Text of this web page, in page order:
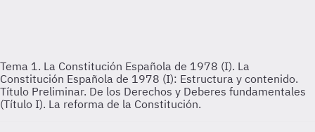
Tema 1. La Constitución Española de 1978 (I). La
Constitución Española de 1978 (I): Estructura y contenido.
Título Preliminar. De los Derechos y Deberes fundamentales
(Título I). La reforma de la Constitución.